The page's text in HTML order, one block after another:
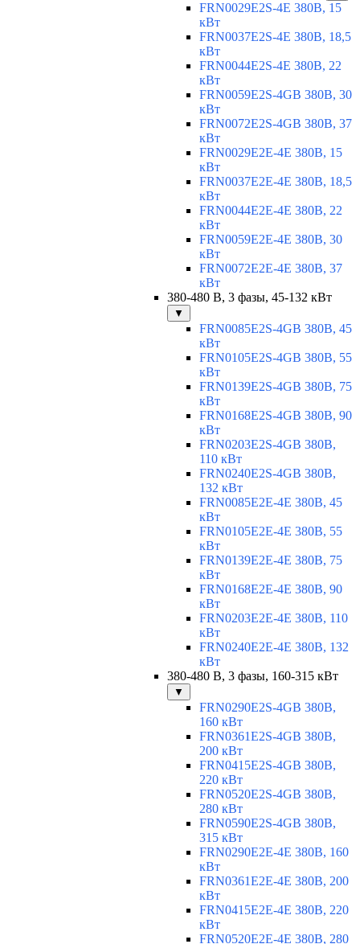
FRN0029E2S-4E 380В, 15
кВт
FRN0037E2S-4E 380В, 18,5
кВт
FRN0044E2S-4E 380В, 22
кВт
FRN0059E2S-4GB 380В, 30
кВт
FRN0072E2S-4GB 380В, 37
кВт
FRN0029E2E-4E 380В, 15
кВт
FRN0037E2E-4E 380В, 18,5
кВт
FRN0044E2E-4E 380В, 22
кВт
FRN0059E2E-4E 380В, 30
кВт
FRN0072E2E-4E 380В, 37
кВт
380-480 В, 3 фазы, 45-132 кВт
▼
FRN0085E2S-4GB 380В, 45
кВт
FRN0105E2S-4GB 380В, 55
кВт
FRN0139E2S-4GB 380В, 75
кВт
FRN0168E2S-4GB 380В, 90
кВт
FRN0203E2S-4GB 380В,
110 кВт
FRN0240E2S-4GB 380В,
132 кВт
FRN0085E2E-4E 380В, 45
кВт
FRN0105E2E-4E 380В, 55
кВт
FRN0139E2E-4E 380В, 75
кВт
FRN0168E2E-4E 380В, 90
кВт
FRN0203E2E-4E 380В, 110
кВт
FRN0240E2E-4E 380В, 132
кВт
380-480 В, 3 фазы, 160-315 кВт
▼
FRN0290E2S-4GB 380В,
160 кВт
FRN0361E2S-4GB 380В,
200 кВт
FRN0415E2S-4GB 380В,
220 кВт
FRN0520E2S-4GB 380В,
280 кВт
FRN0590E2S-4GB 380В,
315 кВт
FRN0290E2E-4E 380В, 160
кВт
FRN0361E2E-4E 380В, 200
кВт
FRN0415E2E-4E 380В, 220
кВт
FRN0520E2E-4E 380В, 280